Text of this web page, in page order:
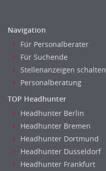
Navigation
Für Personalberater
Für Suchende
Stellenanzeigen schalten
Personalberatung
TOP Headhunter
Headhunter Berlin
Headhunter Bremen
Headhunter Dortmund
Headhunter Dusseldorf
Headhunter Frankfurt